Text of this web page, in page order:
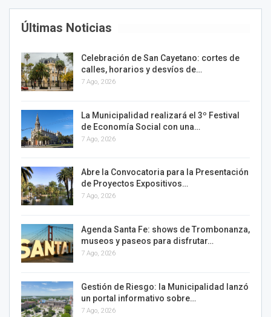
Últimas Noticias
Celebración de San Cayetano: cortes de
calles, horarios y desvíos de…
7 Ago, 2026
La Municipalidad realizará el 3º Festival
de Economía Social con una…
7 Ago, 2026
Abre la Convocatoria para la Presentación
de Proyectos Expositivos…
7 Ago, 2026
Agenda Santa Fe: shows de Trombonanza,
museos y paseos para disfrutar…
7 Ago, 2026
Gestión de Riesgo: la Municipalidad lanzó
un portal informativo sobre…
7 Ago, 2026